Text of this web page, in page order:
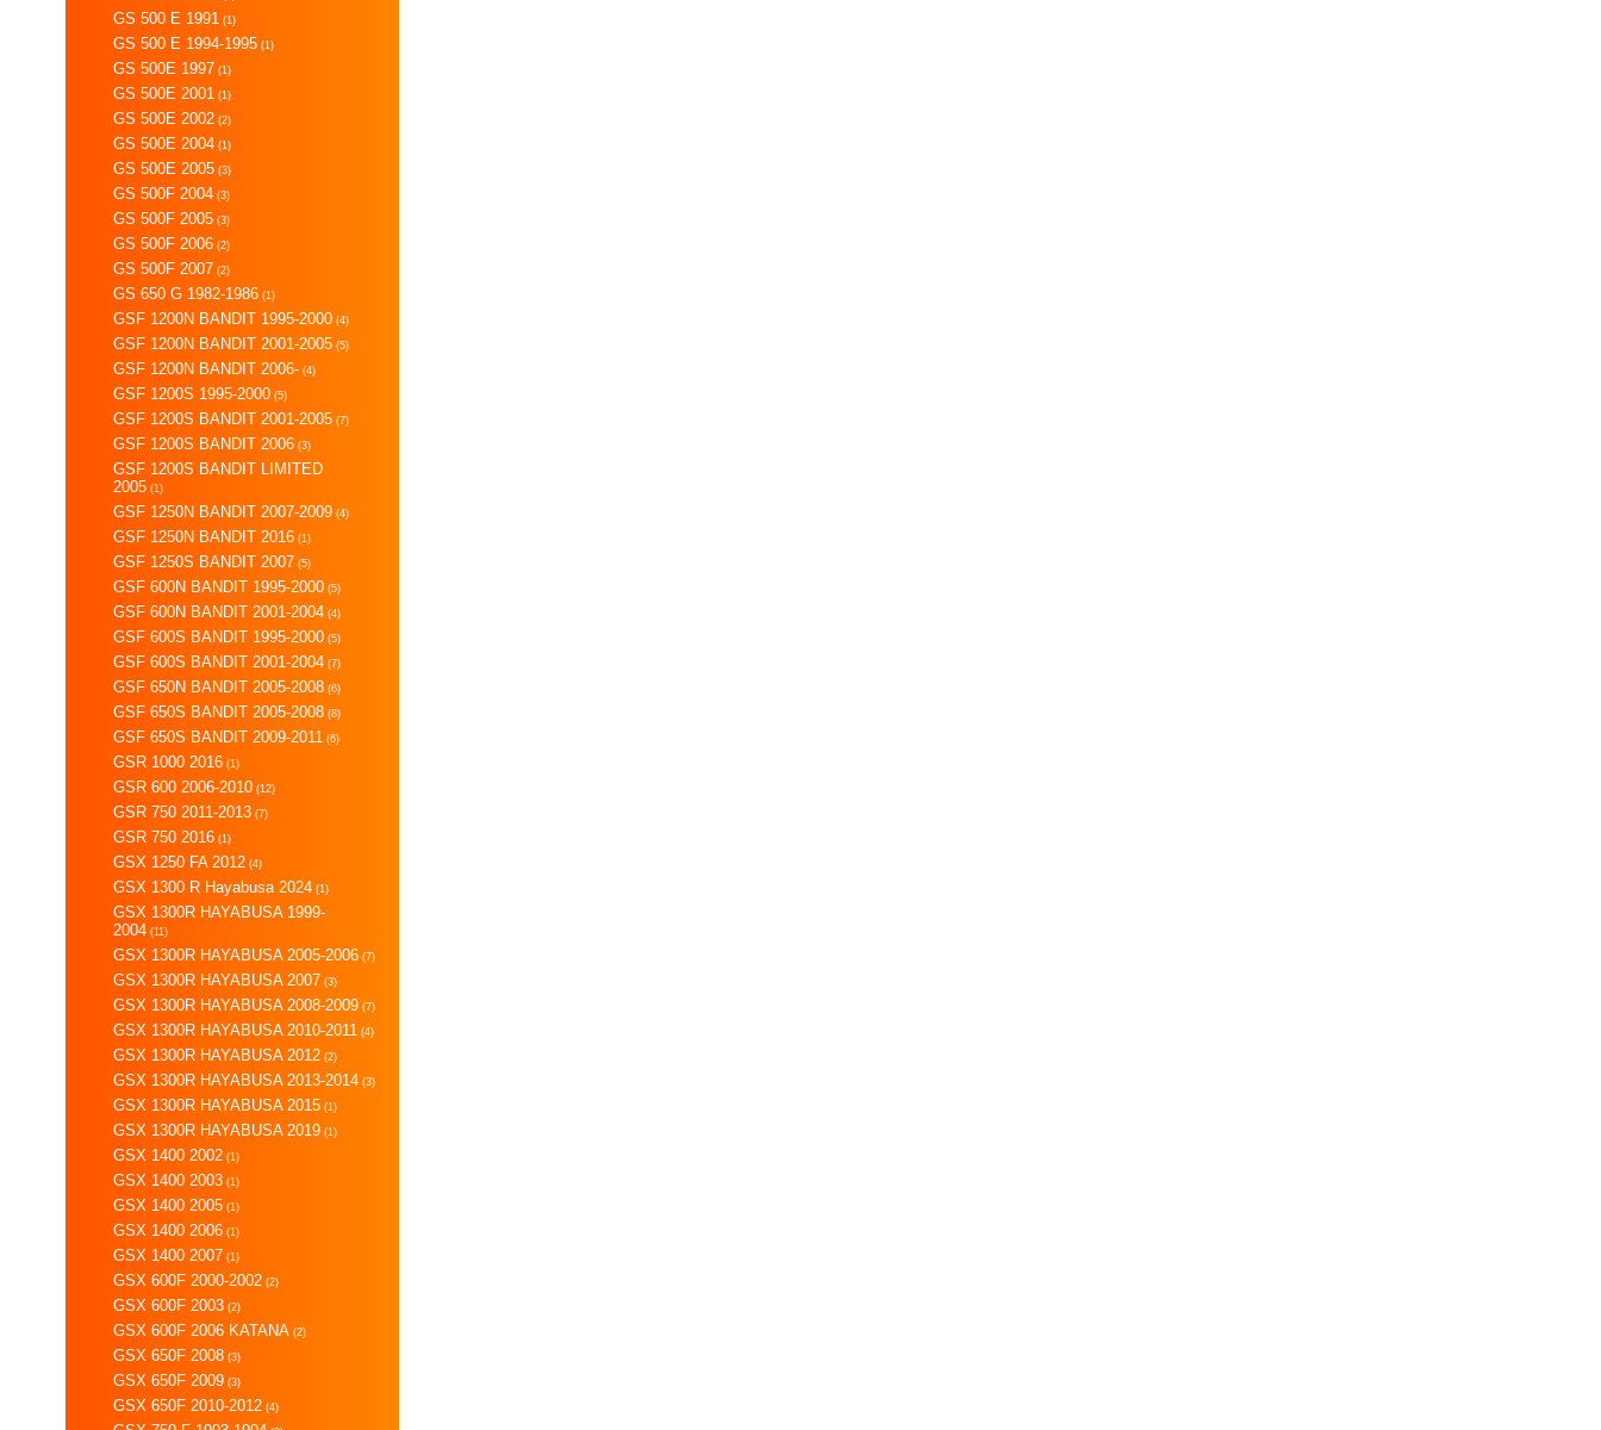
GS 500 E 1991 (1)
GS 500 E 1994-1995 (1)
GS 500E 1997 (1)
GS 500E 2001 (1)
GS 500E 2002 (2)
GS 500E 2004 (1)
GS 500E 2005 (3)
GS 500F 2004 (3)
GS 500F 2005 (3)
GS 500F 2006 (2)
GS 500F 2007 (2)
GS 650 G 1982-1986 (1)
GSF 1200N BANDIT 1995-2000 (4)
GSF 1200N BANDIT 2001-2005 (5)
GSF 1200N BANDIT 2006- (4)
GSF 1200S 1995-2000 (5)
GSF 1200S BANDIT 2001-2005 (7)
GSF 1200S BANDIT 2006 (3)
GSF 1200S BANDIT LIMITED
2005 (1)
GSF 1250N BANDIT 2007-2009 (4)
GSF 1250N BANDIT 2016 (1)
GSF 1250S BANDIT 2007 (5)
GSF 600N BANDIT 1995-2000 (5)
GSF 600N BANDIT 2001-2004 (4)
GSF 600S BANDIT 1995-2000 (5)
GSF 600S BANDIT 2001-2004 (7)
GSF 650N BANDIT 2005-2008 (6)
GSF 650S BANDIT 2005-2008 (8)
GSF 650S BANDIT 2009-2011 (6)
GSR 1000 2016 (1)
GSR 600 2006-2010 (12)
GSR 750 2011-2013 (7)
GSR 750 2016 (1)
GSX 1250 FA 2012 (4)
GSX 1300 R Hayabusa 2024 (1)
GSX 1300R HAYABUSA 1999-
2004 (11)
GSX 1300R HAYABUSA 2005-2006 (7)
GSX 1300R HAYABUSA 2007 (3)
GSX 1300R HAYABUSA 2008-2009 (7)
GSX 1300R HAYABUSA 2010-2011 (4)
GSX 1300R HAYABUSA 2012 (2)
GSX 1300R HAYABUSA 2013-2014 (3)
GSX 1300R HAYABUSA 2015 (1)
GSX 1300R HAYABUSA 2019 (1)
GSX 1400 2002 (1)
GSX 1400 2003 (1)
GSX 1400 2005 (1)
GSX 1400 2006 (1)
GSX 1400 2007 (1)
GSX 600F 2000-2002 (2)
GSX 600F 2003 (2)
GSX 600F 2006 KATANA (2)
GSX 650F 2008 (3)
GSX 650F 2009 (3)
GSX 650F 2010-2012 (4)